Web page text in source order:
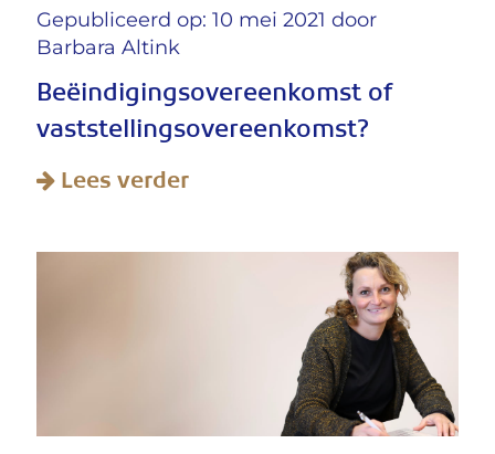
Gepubliceerd op: 10 mei 2021 door
Barbara Altink
Beëindigingsovereenkomst of
vaststellingsovereenkomst?
Lees verder